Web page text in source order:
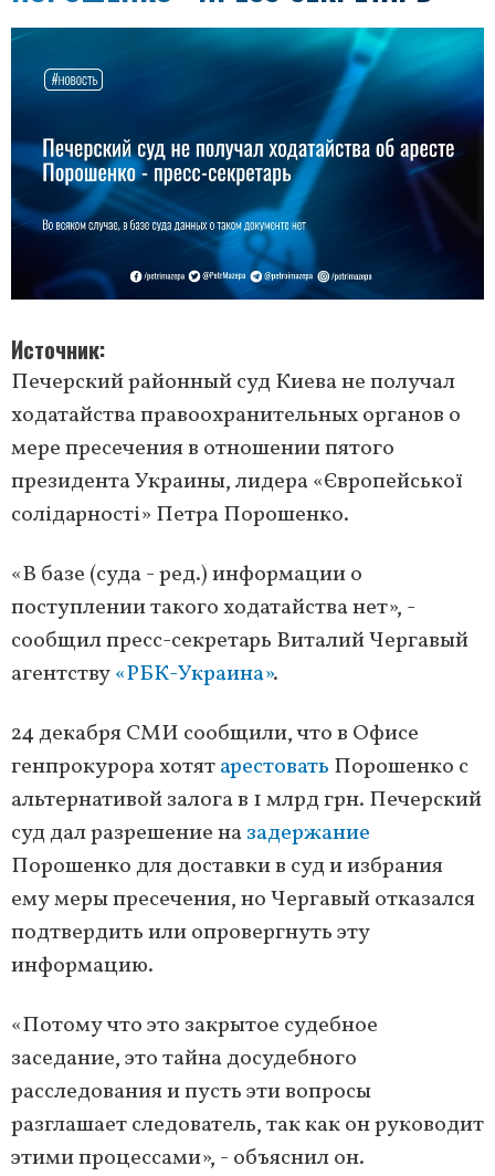
Источник
Печерский районный суд Киева не получал
ходатайства правоохранительных органов о
мере пресечения в отношении пятого
президента Украины, лидера «Європейської
солідарності» Петра Порошенко.
«В базе (суда - ред.) информации о
поступлении такого ходатайства нет», -
сообщил пресс-секретарь Виталий Чергавый
агентству«РБК-Украина».
24 декабря СМИ сообщили, что в Офисе
генпрокурора хотятарестовать Порошенко с
альтернативой залога в 1 млрд грн. Печерский
суд дал разрешение назадержание
Порошенко для доставки в суд и избрания
ему меры пресечения, но Чергавый отказался
подтвердить или опровергнуть эту
информацию.
«Потому что это закрытое судебное
заседание, это тайна досудебного
расследования и пусть эти вопросы
разглашает следователь, так как он руководит
этими процессами», - объяснил он.